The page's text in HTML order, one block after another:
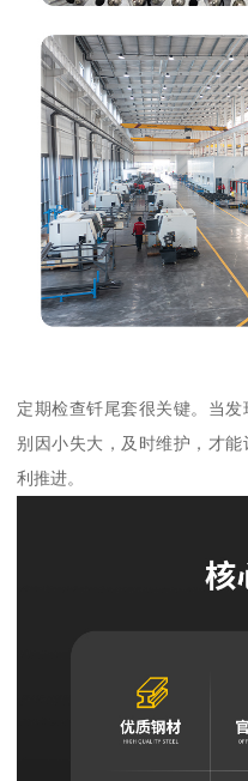
定期检查钎尾套很关键。当发
别因小失大，及时维护，才
利推进。